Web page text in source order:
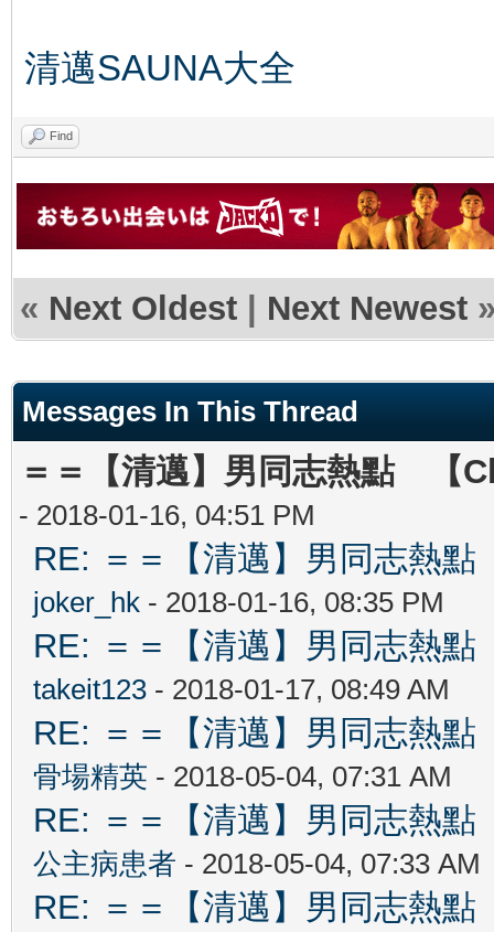
清邁SAUNA大全
Find
« Next Oldest | Next Newest
Messages In This Thread
＝＝【清邁】男同志熱點 【
- 2018-01-16, 04:51 PM
RE: ＝＝【清邁】男同志熱
joker_hk - 2018-01-16, 08:35 PM
RE: ＝＝【清邁】男同志熱
takeit123 - 2018-01-17, 08:49 AM
RE: ＝＝【清邁】男同志熱
骨場精英 - 2018-05-04, 07:31 AM
RE: ＝＝【清邁】男同志熱
公主病患者 - 2018-05-04, 07:33 AM
RE: ＝＝【清邁】男同志熱